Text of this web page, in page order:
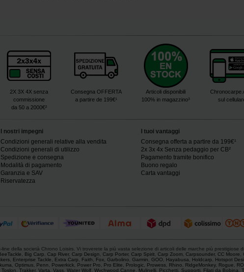
2X 3X 4X senza
commissione
da 50 a 2000€²
Consegna OFFERTA
a partire de 199€¹
Articoli disponibili
100% in magazzino³
sul
I nostri impegni
Condizioni generali relative alla vendita
Condizioni generali di utilizzo
Spedizione e consegna
Modalità di pagamento
Garanzia e SAV
Riservatezza
I tuoi vantaggi
Consegna offerta a partire da 199€¹
2x 3x 4x Senza pedaggio per CB²
Pagamento tramite bonifico
Buono regalo
Carta vantaggi
della società Chrono Loisirs. Vi troverete la più vasta selezione di articoli delle marche più prestigiose di
Big Carp Cap River, Carp Design Carp Porter, Carp Spirit, Carp Zoom, Carpsounder, CC Moore
, Enterprise Tackle Extra Carp Faith Fox, Garbolino Garmin GOO Hayabusa Holdcarp Hotspot
Optimus Penn Powerkick Power Pro Pro Elite Prologic Prowess Rhino RidgeMonkey, Rogue
Toslon Trakker, Varta Vass, Water Wolf, Wychwood Canne Mulinelli, Picchetti, Supporti, Filati da Bobina